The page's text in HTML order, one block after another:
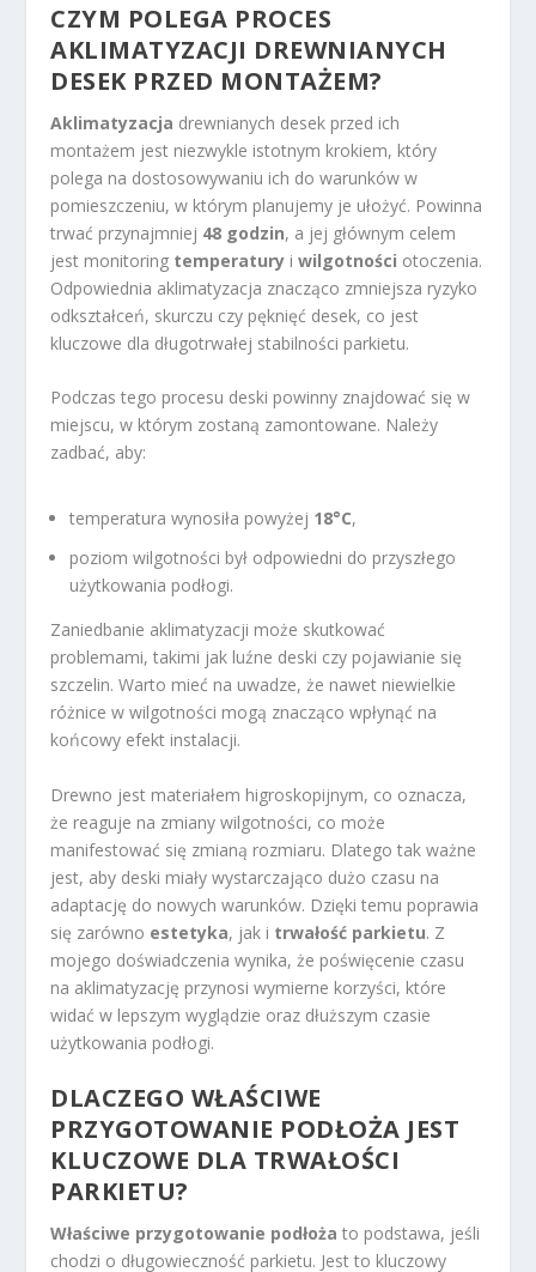
CZYM POLEGA PROCES
AKLIMATYZACJI DREWNIANYCH
DESEK PRZED MONTAŻEM?
Aklimatyzacja drewnianych desek przed ich
montażem jest niezwykle istotnym krokiem, który
polega na dostosowywaniu ich do warunków w
pomieszczeniu, w którym planujemy je ułożyć. Powinna
trwać przynajmniej 48 godzin, a jej głównym celem
jest monitoring temperatury iwilgotności otoczenia.
Odpowiednia aklimatyzacja znacząco zmniejsza ryzyko
odkształceń, skurczu czy pęknięć desek, co jest
kluczowe dla długotrwałej stabilności parkietu.
Podczas tego procesu deski powinny znajdować się w
miejscu, w którym zostaną zamontowane. Należy
zadbać, aby:
temperatura wynosiła powyżej 18°C,
poziom wilgotności był odpowiedni do przyszłego
użytkowania podłogi.
Zaniedbanie aklimatyzacji może skutkować
problemami, takimi jak luźne deski czy pojawianie się
szczelin. Warto mieć na uwadze, że nawet niewielkie
różnice w wilgotności mogą znacząco wpłynąć na
końcowy efekt instalacji.
Drewno jest materiałem higroskopijnym, co oznacza,
że reaguje na zmiany wilgotności, co może
manifestować się zmianą rozmiaru. Dlatego tak ważne
jest, aby deski miały wystarczająco dużo czasu na
adaptację do nowych warunków. Dzięki temu poprawia
się zarówno estetyka, jak i trwałość parkietu. Z
mojego doświadczenia wynika, że poświęcenie czasu
na aklimatyzację przynosi wymierne korzyści, które
widać w lepszym wyglądzie oraz dłuższym czasie
użytkowania podłogi.
DLACZEGO WŁAŚCIWE
PRZYGOTOWANIE PODŁOŻA JEST
KLUCZOWE DLA TRWAŁOŚCI
PARKIETU?
Właściwe przygotowanie podłoża to podstawa, jeśli
chodzi o długowieczność parkietu. Jest to kluczowy